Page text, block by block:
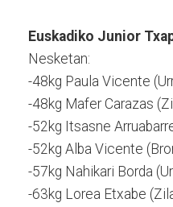
Euskadiko Junior
Nesketan:
-48kg Paula Vicente
-48kg Mafer Carazas
-52kg Itsasne
-52kg Alba Vicente
-57kg Nahikari Borda
-63kg Lorea Etxabe